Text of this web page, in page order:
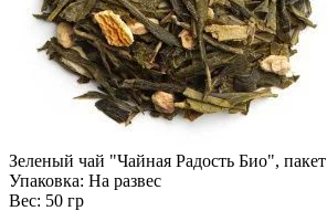
Зеленый чай "Чайная Радость Био", пакет
Упаковка: На развес
Вес: 50 гр